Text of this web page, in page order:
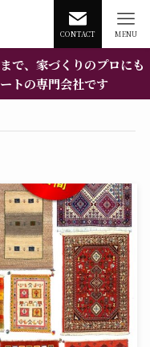
CONTACT MENU
で、家づくりのプロにも
トの専門会社です